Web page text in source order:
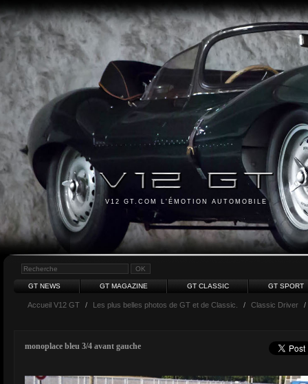
V12 GT.COM L'ÉMOTION AUTOMOBILE
GT NEWS GT MAGAZINE GT CLASSIC GT SPORT
Accueil V12 GT / Les plus belles photos de GT et de Classic. / Classic Driver /
monoplace bleu 3/4 avant gauche